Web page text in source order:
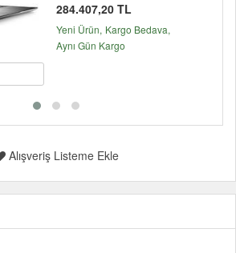
284.407,20 TL
Yeni Ürün Kargo Bedava
Aynı Gün Kargo
Alışveriş Listeme Ekle